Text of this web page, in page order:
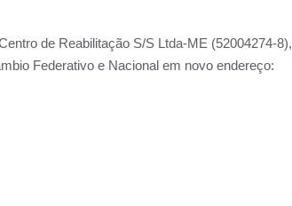
de Reabilitação S/S Ltda-ME (52004274-8),
Federativo e Nacional em novo endereço: